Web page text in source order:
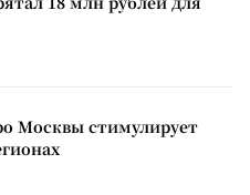
Москвы стимулирует